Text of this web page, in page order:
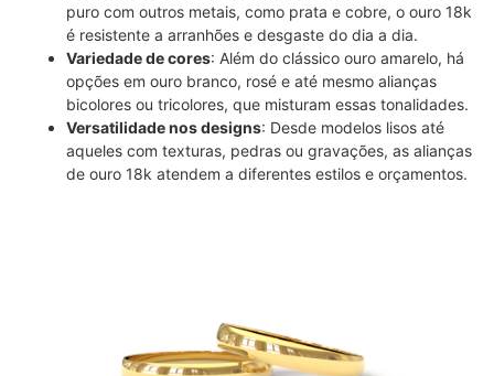
puro com outros metais, como prata e cobre, o ouro 18k
é resistente a arranhões e desgaste do dia a dia.
Variedade de cores: Além do clássico ouro amarelo, há
opções em ouro branco, rosé e até mesmo alianças
bicolores ou tricolores, que misturam essas tonalidades.
Versatilidade nos designs: Desde modelos lisos até
aqueles com texturas, pedras ou gravações, as alianças
de ouro 18k atendem a diferentes estilos e orçamentos.